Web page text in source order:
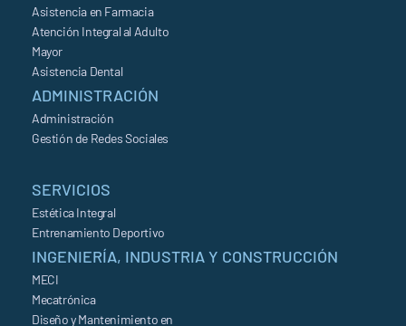
Asistencia en Farmacia
Atención Integral al Adulto
Mayor
Asistencia Dental
ADMINISTRACIÓN
Administración
Gestión de Redes Sociales
SERVICIOS
Estética Integral
Entrenamiento Deportivo
INGENIERÍA, INDUSTRIA Y CONSTRUCCIÓN
MECI
Mecatrónica
Diseño y Mantenimiento en